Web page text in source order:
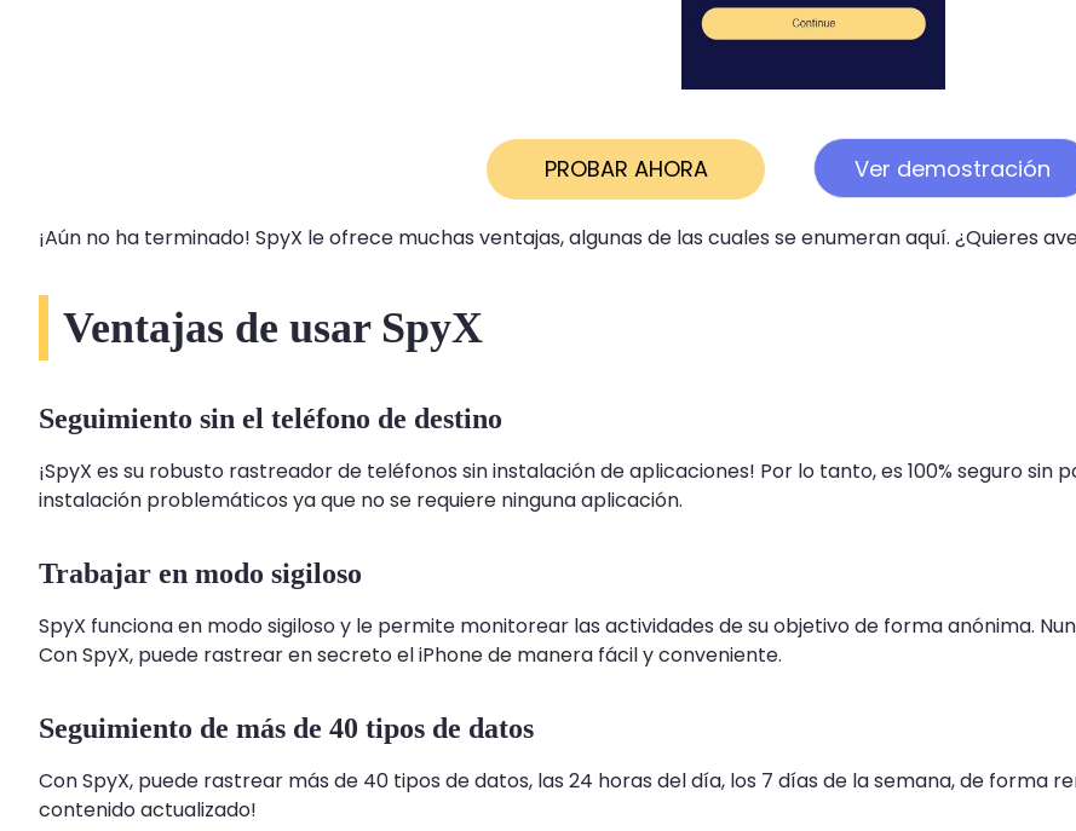
PROBAR AHORA Ver demostración
¡Aún no ha terminado! SpyX le ofrece muchas ventajas, algunas de las cuales se enumeran aquí. ¿Quieres
Ventajas de usar SpyX
Seguimiento sin el teléfono de destino
¡SpyX es su robusto rastreador de teléfonos sin instalación de aplicaciones! Por lo tanto, es 100% seguro
instalación problemáticos ya que no se requiere ninguna aplicación.
Trabajar en modo sigiloso
SpyX funciona en modo sigiloso y le permite monitorear las actividades de su objetivo de forma anónima.
Con SpyX, puede rastrear en secreto el iPhone de manera fácil y conveniente.
Seguimiento de más de 40 tipos de datos
Con SpyX, puede rastrear más de 40 tipos de datos, las 24 horas del día, los 7 días de la semana, de forma
contenido actualizado!